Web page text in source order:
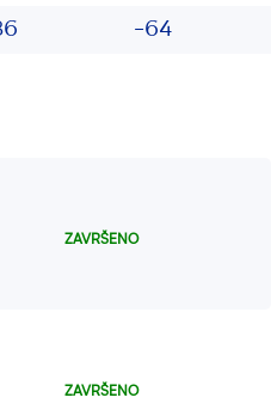
-64
ZAVRŠENO
ZAVRŠENO